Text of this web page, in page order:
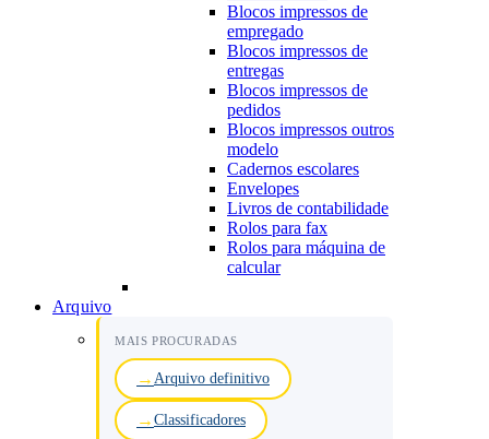
Blocos impressos de
empregado
Blocos impressos de
entregas
Blocos impressos de
pedidos
Blocos impressos outros
modelo
Cadernos escolares
Envelopes
Livros de contabilidade
Rolos para fax
Rolos para máquina de
calcular
Arquivo
MAIS PROCURADAS
Arquivo definitivo
Classificadores